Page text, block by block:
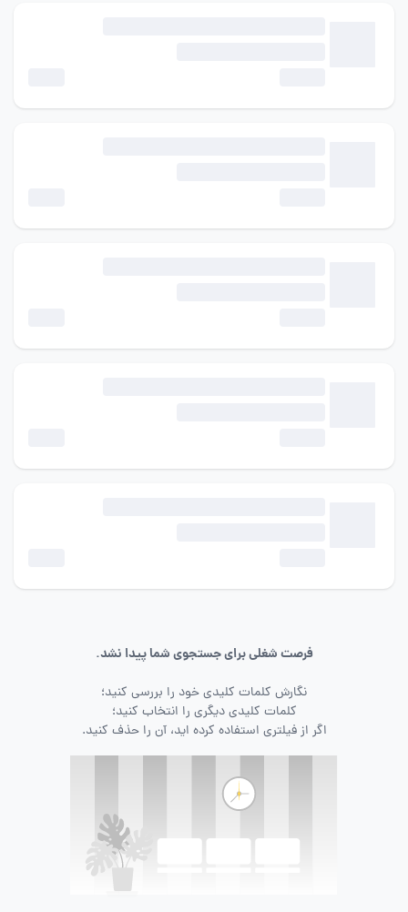
فرصت شغلی برای جستجوی شما پیدا نشد.
نگارش کلمات کلیدی خود را بررسی کنید؛
کلمات کلیدی دیگری را انتخاب کنید؛
اگر از فیلتری استفاده کرده اید، آن را حذف کنید.